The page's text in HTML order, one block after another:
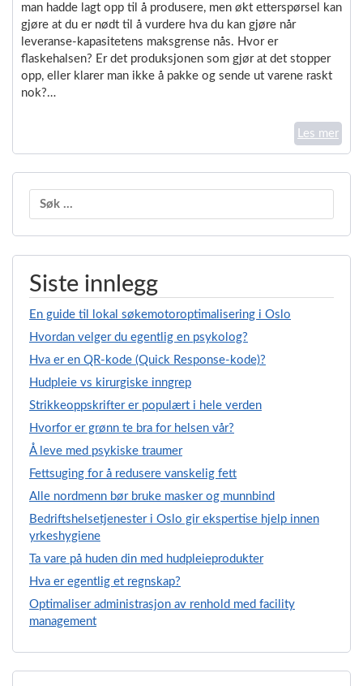
man hadde lagt opp til å produsere, men økt etterspørsel kan
gjøre at du er nødt til å vurdere hva du kan gjøre når
leveranse-kapasitetens maksgrense nås. Hvor er
flaskehalsen? Er det produksjonen som gjør at det stopper
opp, eller klarer man ikke å pakke og sende ut varene raskt
nok?…
Les mer
Søk
Siste innlegg
En guide til lokal søkemotoroptimalisering i Oslo
Hvordan velger du egentlig en psykolog?
Hva er en QR-kode (Quick Response-kode)?
Hudpleie vs kirurgiske inngrep
Strikkeoppskrifter er populært i hele verden
Hvorfor er grønn te bra for helsen vår?
Å leve med psykiske traumer
Fettsuging for å redusere vanskelig fett
Alle nordmenn bør bruke masker og munnbind
Bedriftshelsetjenester i Oslo gir ekspertise hjelp innen
yrkeshygiene
Ta vare på huden din med hudpleieprodukter
Hva er egentlig et regnskap?
Optimaliser administrasjon av renhold med facility
management